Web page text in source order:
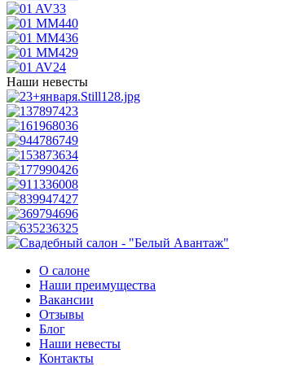
Наши невесты
О салоне
Наши преимущества
Вакансии
Отзывы
Блог
Наши невесты
Контакты